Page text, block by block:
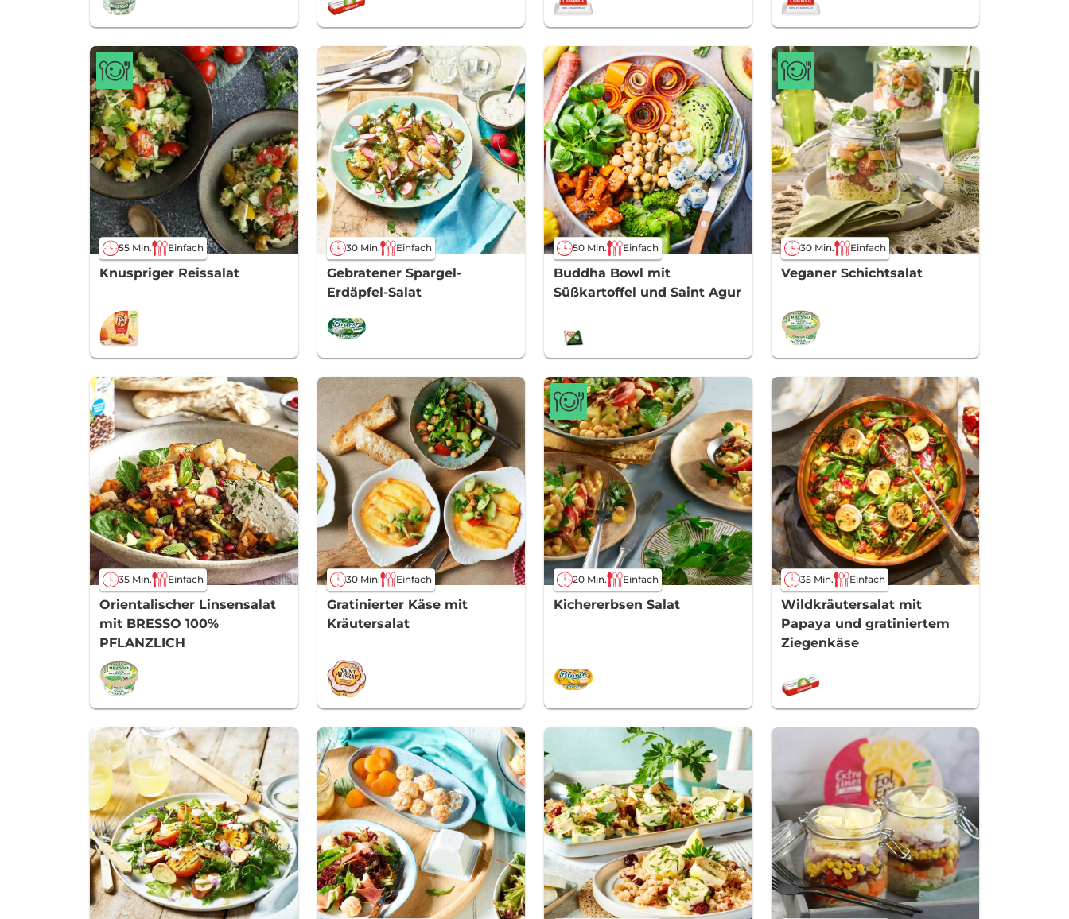
55 Min. Einfach
Knuspriger Reissalat
30 Min. Einfach
Gebratener Spargel-
Erdäpfel-Salat
50 Min. Einfach
Buddha Bowl mit
Süßkartoffel und Saint Agur
30 Min. Einfach
Veganer Schichtsalat
35 Min. Einfach
Orientalischer Linsensalat
mit BRESSO 100%
PFLANZLICH
30 Min. Einfach
Gratinierter Käse mit
Kräutersalat
20 Min. Einfach
Kichererbsen Salat
35 Min. Einfach
Wildkräutersalat mit
Papaya und gratiniertem
Ziegenkäse